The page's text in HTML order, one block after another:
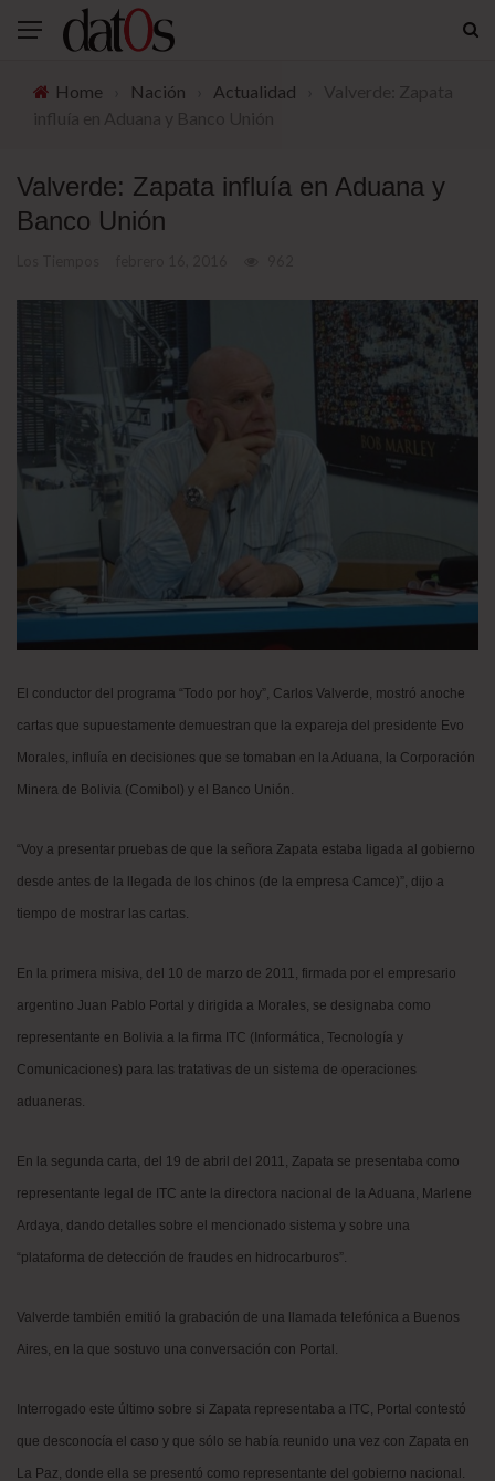
Home Nación Actualidad
Valverde: Zapata influía en Aduana y
Banco Unión
​El conductor del programa “Todo por hoy”, Carlos Valverde, mostró anoche
cartas que supuestamente demuestran que la expareja del presidente Evo
Morales, influía en decisiones que se tomaban en la Aduana, la Corporación
Minera de Bolivia (Comibol) y el Banco Unión.
“Voy a presentar pruebas de que la señora Zapata estaba ligada al gobierno
desde antes de la llegada de los chinos (de la empresa Camce)”, dijo a
tiempo de mostrar las cartas.
En la primera misiva, del 10 de marzo de 2011, firmada por el empresario
argentino Juan Pablo Portal y dirigida a Morales, se designaba como
representante en Bolivia a la firma ITC (Informática, Tecnología y
Comunicaciones) para las tratativas de un sistema de operaciones
aduaneras.
En la segunda carta, del 19 de abril del 2011, Zapata se presentaba como
representante legal de ITC ante la directora nacional de la Aduana, Marlene
Ardaya, dando detalles sobre el mencionado sistema y sobre una
“plataforma de detección de fraudes en hidrocarburos”.
Valverde también emitió la grabación de una llamada telefónica a Buenos
Aires, en la que sostuvo una conversación con Portal.
Interrogado este último sobre si Zapata representaba a ITC, Portal contestó
que desconocía el caso y que sólo se había reunido una vez con Zapata en
La Paz, donde ella se presentó como representante del gobierno nacional.